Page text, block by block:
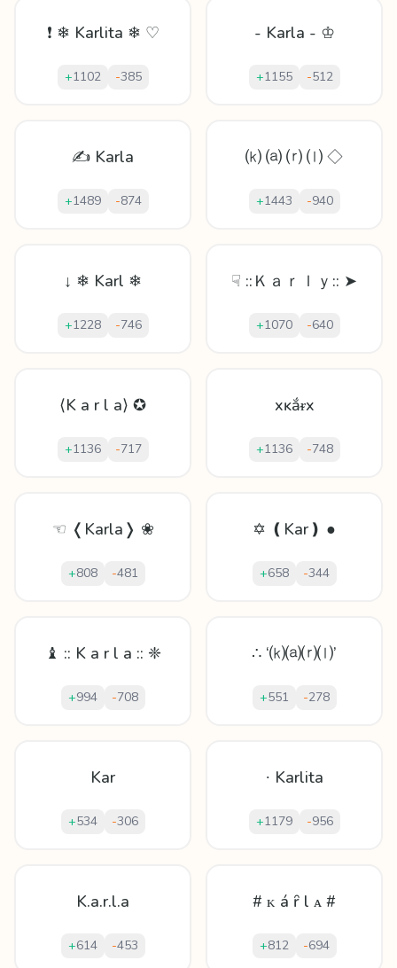
❗ ❄ Karlita ❄ ♡
+1102 -385
- Karla - ♔
+1155 -512
✍ Karla
+1489 -874
⒦ ⒜ ⒭ ⒧ ◇
+1443 -940
↓ ❄ Karl ❄
+1228 -746
☟ ::Ｋａｒｌｙ:: ➤
+1070 -640
⟨K a r l a⟩ ✪
+1136 -717
xĸắᵲx
+1136 -748
☜ ❬Karla❭ ❀
+808 -481
✡ ❪Kar❫ ●
+658 -344
♝ :: K a r l a :: ❈
+994 -708
∴ ‘⒦⒜⒭⒧’
+551 -278
Kar
+534 -306
∙ Karlita
+1179 -956
K.a.r.l.a
+614 -453
# ᴋ á ȓ l ᴀ #
+812 -694